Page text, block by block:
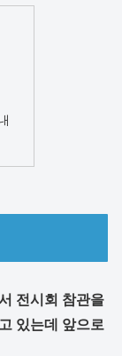
전시회 참관을
있는데 앞으로